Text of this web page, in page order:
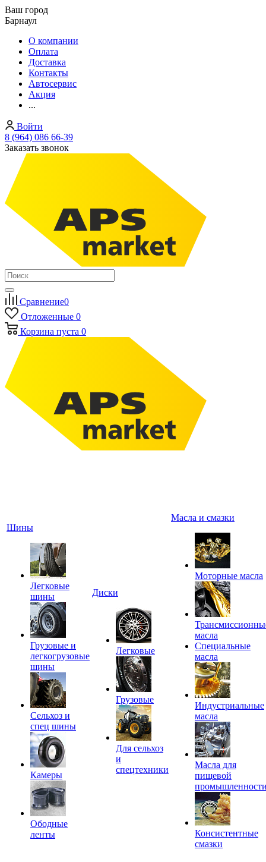
Ваш город
Барнаул
О компании
Оплата
Доставка
Контакты
Автосервис
Акция
...
Войти
8 (964) 086 66-39
Заказать звонок
Сравнение0
Отложенные 0
Корзина пуста 0
Шины
Легковые
шины
Грузовые и
легкогрузовые
шины
Сельхоз и
спец шины
Камеры
Ободные
ленты
Диски
Легковые
Грузовые
Для сельхоз
и
спецтехники
Масла и смазки
Моторные масла
масла
Специальные
масла
Индустриальные
масла
Масла для
пищевой
Консистентные
смазки